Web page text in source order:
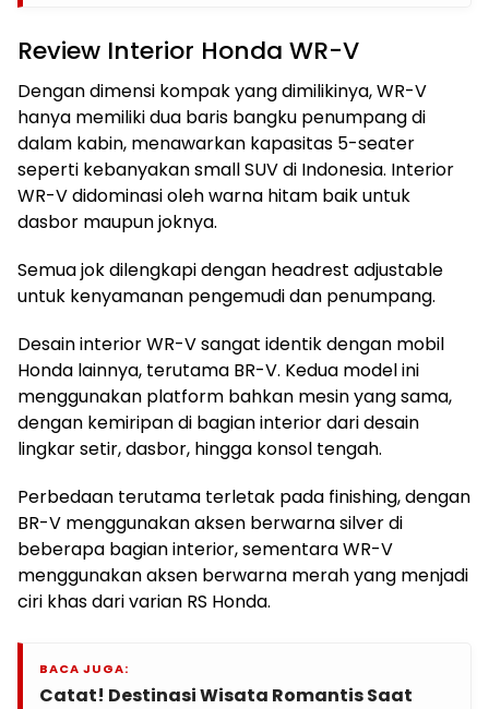
Review Interior Honda WR-V
Dengan dimensi kompak yang dimilikinya, WR-V
hanya memiliki dua baris bangku penumpang di
dalam kabin, menawarkan kapasitas 5-seater
seperti kebanyakan small SUV di Indonesia. Interior
WR-V didominasi oleh warna hitam baik untuk
dasbor maupun joknya.
Semua jok dilengkapi dengan headrest adjustable
untuk kenyamanan pengemudi dan penumpang.
Desain interior WR-V sangat identik dengan mobil
Honda lainnya, terutama BR-V. Kedua model ini
menggunakan platform bahkan mesin yang sama,
dengan kemiripan di bagian interior dari desain
lingkar setir, dasbor, hingga konsol tengah.
Perbedaan terutama terletak pada finishing, dengan
BR-V menggunakan aksen berwarna silver di
beberapa bagian interior, sementara WR-V
menggunakan aksen berwarna merah yang menjadi
ciri khas dari varian RS Honda.
BACA JUGA:
Catat! Destinasi Wisata Romantis Saat